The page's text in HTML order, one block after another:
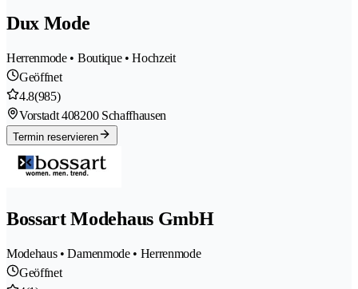
Dux Mode
Herrenmode • Boutique • Hochzeit
Geöffnet
4.8(985)
Vorstadt 408200 Schaffhausen
Termin reservieren
Bossart Modehaus GmbH
Modehaus • Damenmode • Herrenmode
Geöffnet